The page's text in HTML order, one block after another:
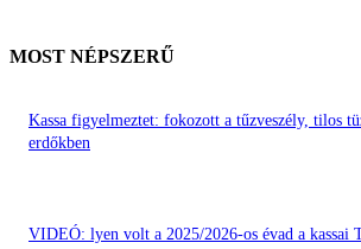
MOST NÉPSZERŰ
Kassa figyelmeztet: fokozott a tűzveszély, tilos
erdőkben
VIDEÓ: lyen volt a 2025/2026-os évad a kassai